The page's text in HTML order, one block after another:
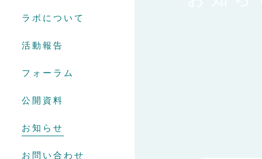
ラボについて
活動報告
フォーラム
公開資料
お知らせ
お問い合わせ